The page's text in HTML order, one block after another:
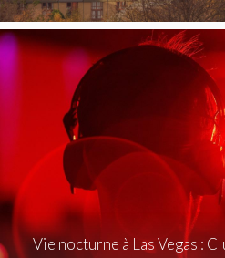
Vie nocturne à Las Vegas :